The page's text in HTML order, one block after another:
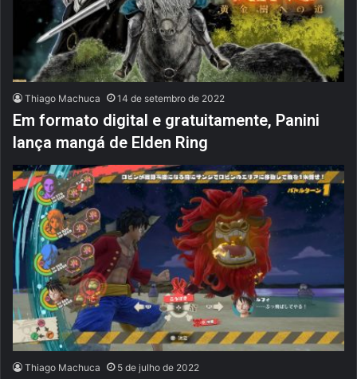
Thiago Machuca 14 de setembro de 2022
Em formato digital e gratuitamente, Panini
lança mangá de Elden Ring
Thiago Machuca 5 de julho de 2022